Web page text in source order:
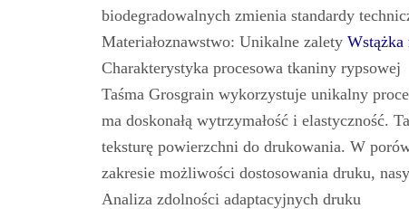
biodegradowalnych zmienia standardy
Materiałoznawstwo: Unikalne zalety Wstążka
Charakterystyka procesowa tkaniny rypsowej
Taśma Grosgrain wykorzystuje unikalny
ma doskonałą wytrzymałość i elastyczność.
teksturę powierzchni do drukowania. W
zakresie możliwości dostosowania druku,
Analiza zdolności adaptacyjnych druku